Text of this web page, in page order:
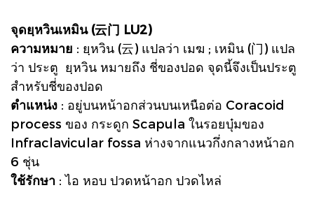
จุดยฺหวินเหมิน (云门 LU2)
ความหมาย : ยฺหวิน (云) แปลว่า เมฆ ; เหมิน (门) แปล
ว่า ประตู ยฺหวิน หมายถึง ชี่ของปอด จุดนี้จึงเป็นประตู
สำหรับชี่ของปอด
ตำแหน่ง : อยู่บนหน้าอกส่วนบนเหนือต่อ Coracoid
process ของ กระดูก Scapula ในรอยบุ๋มของ
Infraclavicular fossa ห่างจากแนวกึ่งกลางหน้าอก
6 ชุ่น
ใช้รักษา : ไอ หอบ ปวดหน้าอก ปวดไหล่